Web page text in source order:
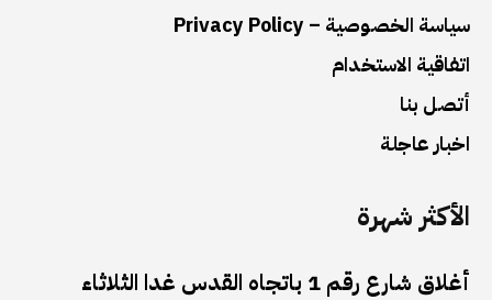
سياسة الخصوصية – Privacy Policy
اتفاقية الاستخدام
أتصل بنا
اخبار عاجلة
الأكثر شهرة
أغلاق شارع رقم 1 باتجاه القدس غدا الثلاثاء